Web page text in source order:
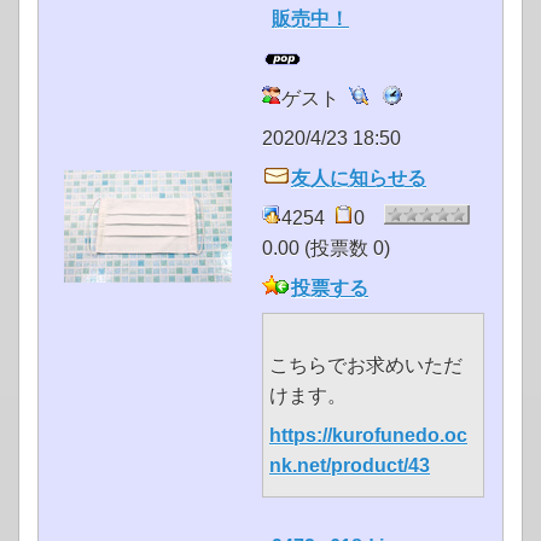
販売中！
ゲスト
2020/4/23 18:50
友人に知らせる
4254
0
0.00 (投票数 0)
投票する
こちらでお求めいただ
けます。
https://kurofunedo.oc
nk.net/product/43